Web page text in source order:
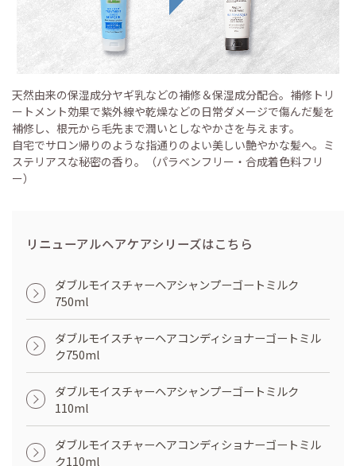
天然由来の保湿成分ヤギ乳などの補修＆保湿成分配合。補修トリ
ートメント効果で紫外線や乾燥などの日常ダメージで傷んだ髪を
補修し、根元から毛先まで潤いとしなやかさを与えます。
自宅でサロン帰りのような指通りのよい美しい艶やかな髪へ。ミ
ステリアスな秘密の香り。（パラベンフリー・合成着色料フリ
ー）
リニューアルヘアケアシリーズはこちら
ダブルモイスチャーヘアシャンプーゴートミルク
750ml
ダブルモイスチャーヘアコンディショナーゴートミル
ク750ml
ダブルモイスチャーヘアシャンプーゴートミルク
110ml
ダブルモイスチャーヘアコンディショナーゴートミル
ク110ml